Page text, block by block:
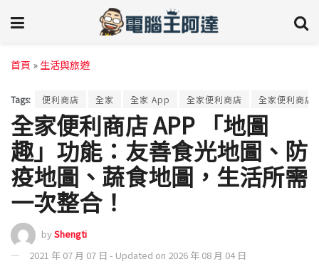
首頁 » 生活與旅遊
Tags: 便利商店 全家 全家 App 全家便利商店 全家便利商店
全家便利商店 APP 「地圖
趣」功能：友善食光地圖、防
疫地圖、蔬食地圖，生活所需
一次整合！
byShengti
2021 年 07 月 07 日 - Updated on 2026 年 08 月 04 日